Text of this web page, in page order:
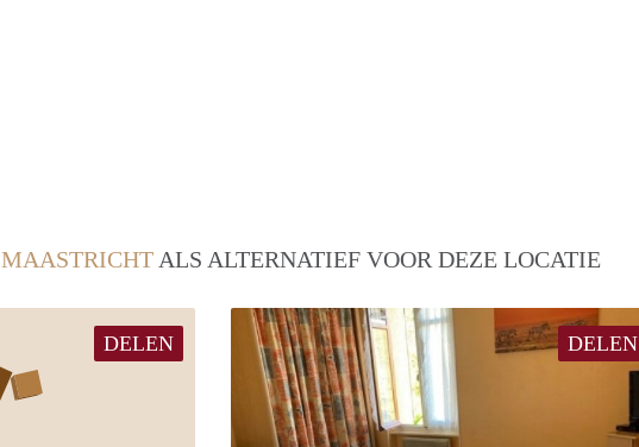
MAASTRICHT ALS ALTERNATIEF VOOR DEZE LOCATIE
DELEN DELEN